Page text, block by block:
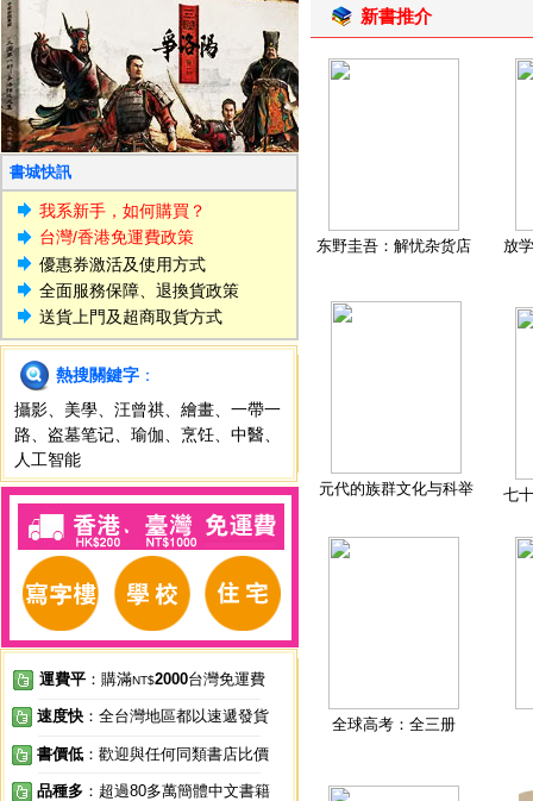
書城快訊
我系新手，如何購買？
台灣/香港免運費政策
優惠券激活及使用方式
全面服務保障、退換貨政策
送貨上門及超商取貨方式
熱搜關鍵字 ：
攝影
美學 汪曾祺 繪畫
一帶一
路
盗墓笔记 瑜伽 烹饪 中醫
人工智能
運費平 ：購滿NT$2000台灣免運費
速度快 ：全台灣地區都以速遞發貨
書價低 ：歡迎與任何同類書店比價
品種多 ：超過80多萬簡體中文書籍
新書推介
东野圭吾：解忧杂货店 放
元代的族群文化与科举 七
全球高考：全三册